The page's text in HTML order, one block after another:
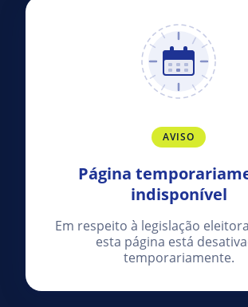
AVISO
Página
indisponível
Em respeito à legislação
esta página está
temporariamente.